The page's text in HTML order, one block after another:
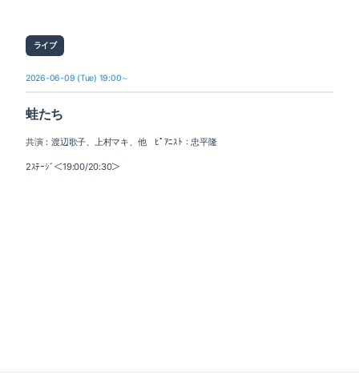
ライブ
2026-06-09 (Tue) 19:00～
蛙たち
共演：渡辺歌子、上村マキ、他 ﾋﾟｱﾆｽﾄ：忠平隆
2ｽﾃｰｼﾞ＜19:00/20:30＞